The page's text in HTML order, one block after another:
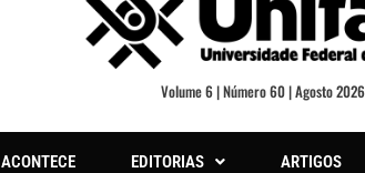
Volume 6 | Número 60 | Agosto 2026
ACONTECE EDITORIAS ARTIGOS